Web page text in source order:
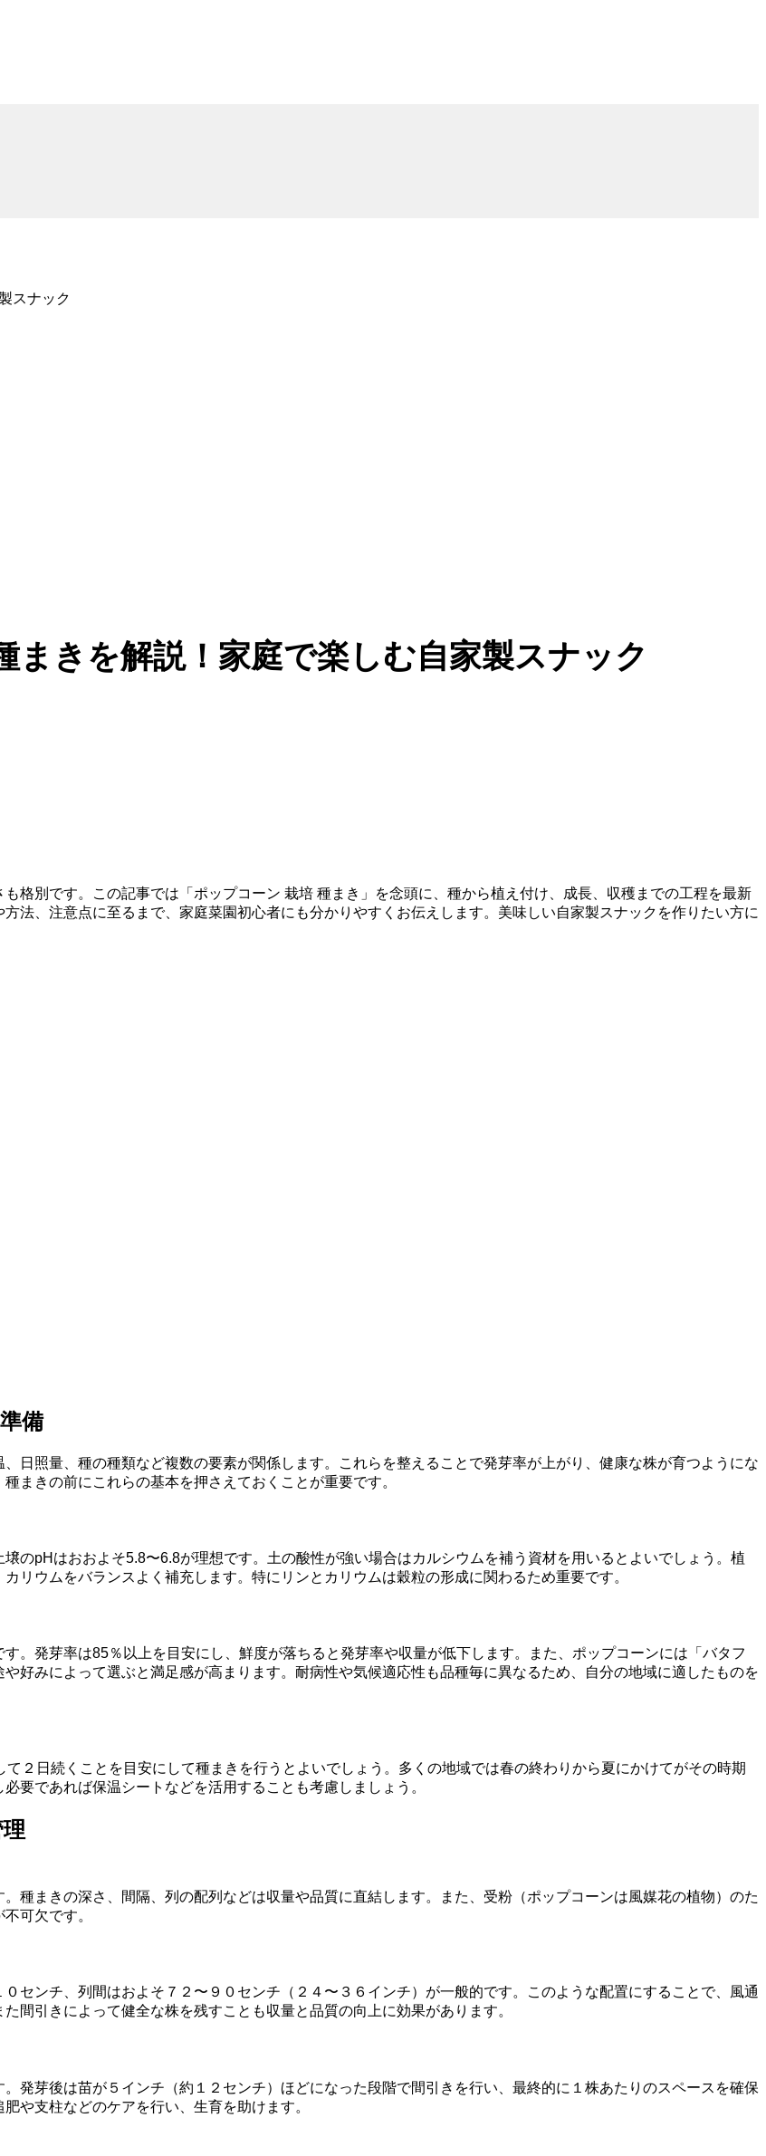
スナック
きを解説！家庭で楽しむ自家製スナック
格別です。この記事では「ポップコーン 栽培 種まき」を念頭に、種から植え付け、成長、収穫までの工程を最新
法、注意点に至るまで、家庭菜園初心者にも分かりやすくお伝えします。美味しい自家製スナックを作りたい方に
備
日照量、種の種類など複数の要素が関係します。これらを整えることで発芽率が上がり、健康な株が育つようにな
まきの前にこれらの基本を押さえておくことが重要です。
のpHはおおよそ5.8〜6.8が理想です。土の酸性が強い場合はカルシウムを補う資材を用いるとよいでしょう。植
リウムをバランスよく補充します。特にリンとカリウムは穀粒の形成に関わるため重要です。
。発芽率は85％以上を目安にし、鮮度が落ちると発芽率や収量が低下します。また、ポップコーンには「バタフ
好みによって選ぶと満足感が高まります。耐病性や気候適応性も品種毎に異なるため、自分の地域に適したものを
２日続くことを目安にして種まきを行うとよいでしょう。多くの地域では春の終わりから夏にかけてがその時期
要であれば保温シートなどを活用することも考慮しましょう。
種まきの深さ、間隔、列の配列などは収量や品質に直結します。また、受粉（ポップコーンは風媒花の植物）のた
可欠です。
センチ、列間はおよそ７２〜９０センチ（２４〜３６インチ）が一般的です。このような配置にすることで、風通
間引きによって健全な株を残すことも収量と品質の向上に効果があります。
発芽後は苗が５インチ（約１２センチ）ほどになった段階で間引きを行い、最終的に１株あたりのスペースを確保
や支柱などのケアを行い、生育を助けます。